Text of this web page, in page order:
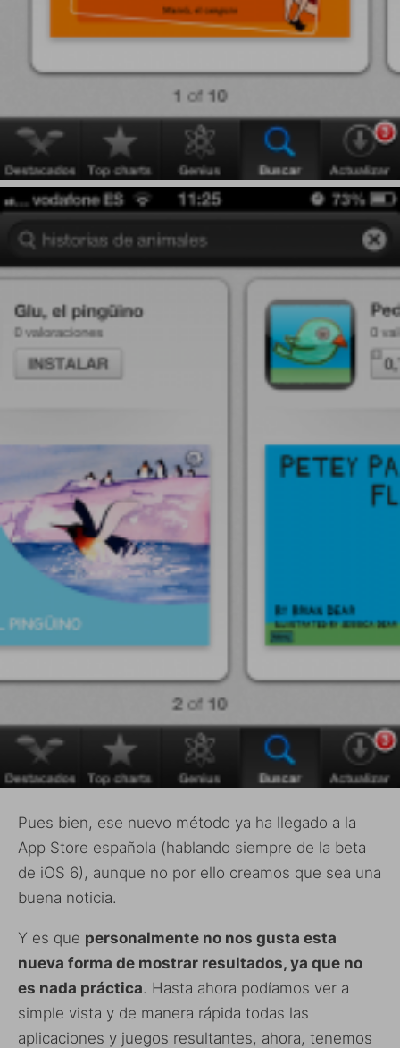
Pues bien, ese nuevo método ya ha llegado a la
App Store española (hablando siempre de la beta
de iOS 6), aunque no por ello creamos que sea una
buena noticia.
Y es que personalmente no nos gusta esta
nueva forma de mostrar resultados, ya que no
es nada práctica. Hasta ahora podíamos ver a
simple vista y de manera rápida todas las
aplicaciones y juegos resultantes, ahora, tenemos